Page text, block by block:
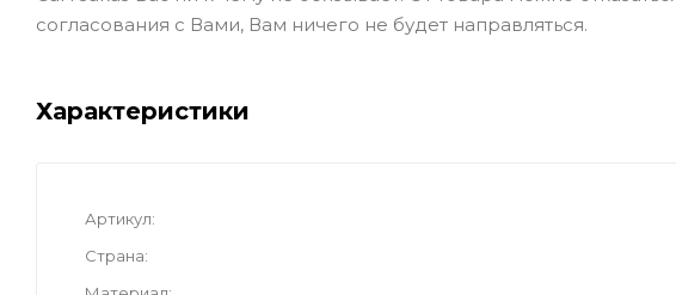
согласования с Вами, Вам ничего не будет направляться.
Характеристики
Артикул
Страна